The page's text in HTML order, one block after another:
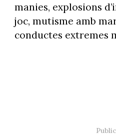
manies, explosions
joc, mutisme amb
conductes extremes